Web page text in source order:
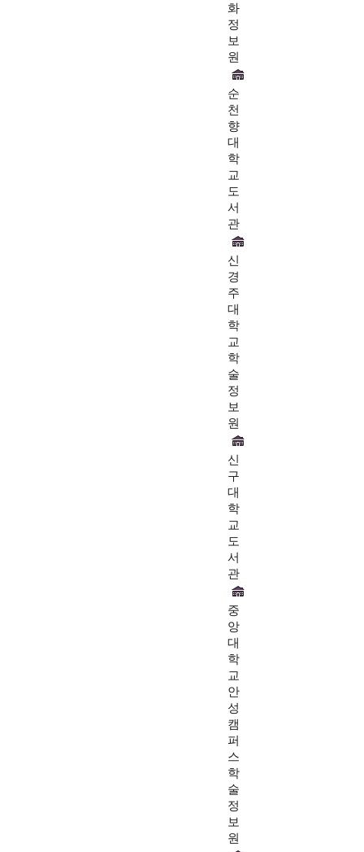
화
정
보
원
순
천
향
대
학
교
도
서
관
신
경
주
대
학
교
학
술
정
보
원
신
구
대
학
교
도
서
관
중
앙
대
학
교
안
성
캠
퍼
스
학
술
정
보
원